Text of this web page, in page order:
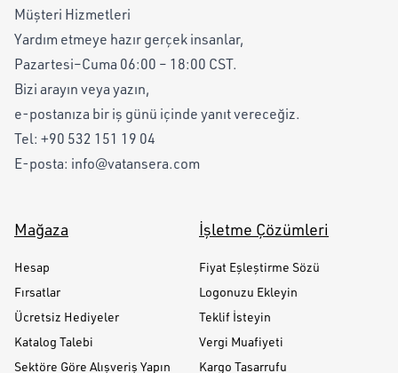
Müşteri Hizmetleri
Yardım etmeye hazır gerçek insanlar,
Pazartesi–Cuma 06:00 – 18:00 CST.
Bizi arayın veya yazın,
e-postanıza bir iş günü içinde yanıt vereceğiz.
Tel: +90 532 151 19 04
E-posta: info@vatansera.com
Mağaza
Hesap
Fırsatlar
Ücretsiz Hediyeler
Katalog Talebi
Sektöre Göre Alışveriş Yapın
İşletme Çözümleri
Fiyat Eşleştirme Sözü
Logonuzu Ekleyin
Teklif İsteyin
Vergi Muafiyeti
Kargo Tasarrufu